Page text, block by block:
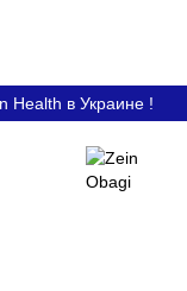
Health в Украине !